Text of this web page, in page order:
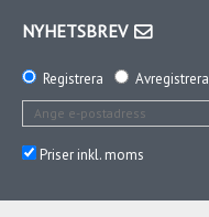
NYHETSBREV
Registrera
Avregistrera
Priser inkl. moms